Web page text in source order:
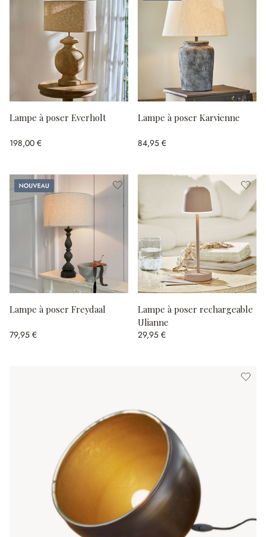
Lampe à poser Everholt
198,00 €
Lampe à poser Karvienne
84,95 €
Nouveau
Lampe à poser Freydaal
79,95 €
Lampe à poser rechargeable
Ulianne
29,95 €